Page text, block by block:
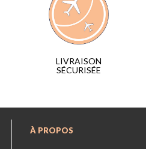
LIVRAISON
SÉCURISÉE
À PROPOS